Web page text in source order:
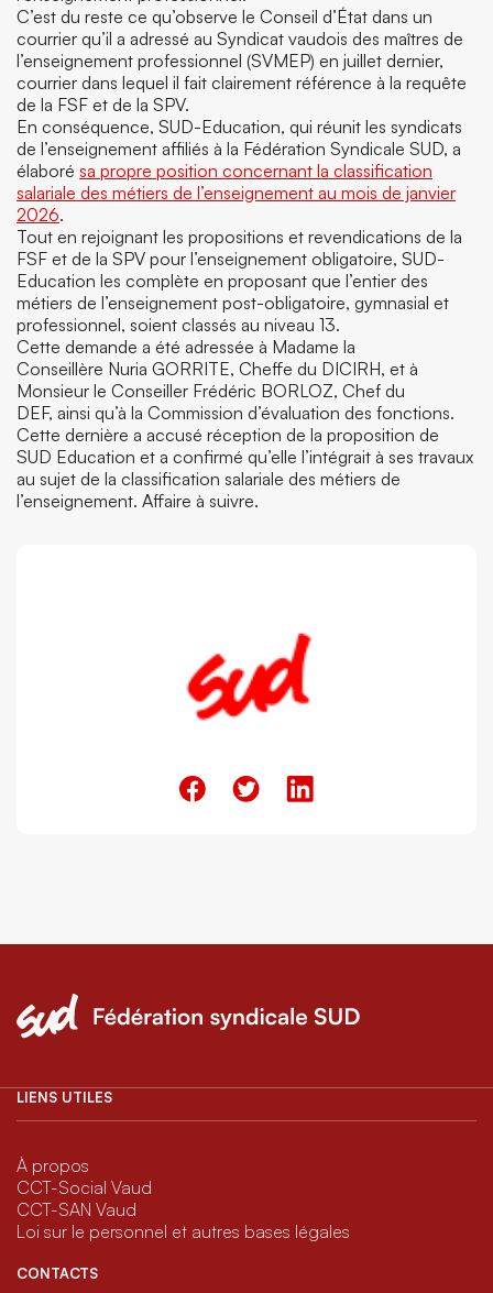
C’est du reste ce qu’observe le Conseil d’État dans un
courrier qu’il a adressé au Syndicat vaudois des maîtres de
l’enseignement professionnel (SVMEP) en juillet dernier,
courrier dans lequel il fait clairement référence à la requête
de la FSF et de la SPV.
En conséquence, SUD-Education, qui réunit les syndicats
de l’enseignement affiliés à la Fédération Syndicale SUD, a
élaboré sa propre position concernant la classification
salariale des métiers de l’enseignement au mois de janvier
2026.
Tout en rejoignant les propositions et revendications de la
FSF et de la SPV pour l’enseignement obligatoire, SUD-
Education les complète en proposant que l’entier des
métiers de l’enseignement post-obligatoire, gymnasial et
professionnel, soient classés au niveau 13.
Cette demande a été adressée à Madame la
Conseillère Nuria GORRITE, Cheffe du DICIRH, et à
Monsieur le Conseiller Frédéric BORLOZ, Chef du
DEF, ainsi qu’à la Commission d’évaluation des fonctions.
Cette dernière a accusé réception de la proposition de
SUD Education et a confirmé qu’elle l’intégrait à ses travaux
au sujet de la classification salariale des métiers de
l’enseignement. Affaire à suivre.
LIENS UTILES
À propos
CCT-Social Vaud
CCT-SAN Vaud
Loi sur le personnel et autres bases légales
CONTACTS